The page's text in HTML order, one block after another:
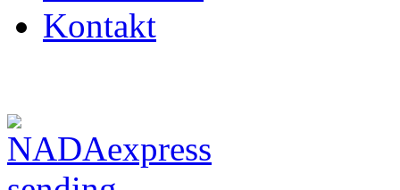
Kontakt